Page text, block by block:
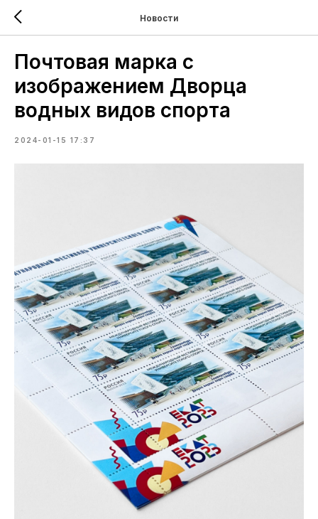
Новости
Почтовая марка с
изображением Дворца
водных видов спорта
2024-01-15 17:37